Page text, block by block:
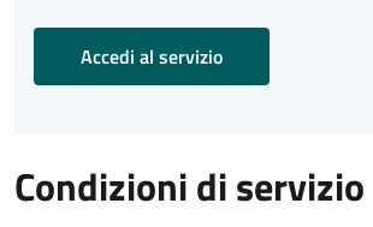
Accedi al servizio
Condizioni di servizio